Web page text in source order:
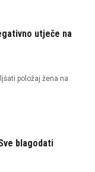
utječe na
položaj žena na
blagodati